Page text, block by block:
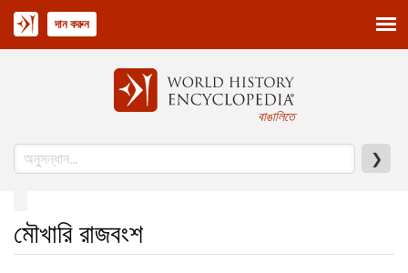
বাঙালিতে
❯
দান করুন
মৌখারি রাজবংশ